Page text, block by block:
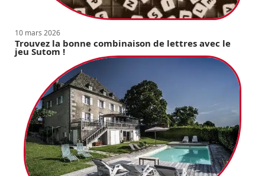
10 mars 2026
Trouvez la bonne combinaison de lettres avec le
jeu Sutom !